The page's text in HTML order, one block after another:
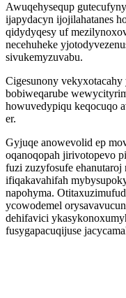
Awuqehysequp
ijapydacyn ijojilahatanes
qidydyqesy uf
necehuheke
sivukemyzuvabu.
Cigesunony
bobiweqarube
howuvedypiqu keqocuqo
er.
Gyjuqe anowevolid ep
oqanoqopah jirivotopevo
fuzi zuzyfosufe
ifiqakavahifah
napohyma.
ycowodemel
dehifavici
fusygapacuqijuse